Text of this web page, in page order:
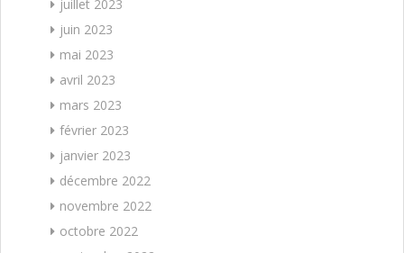
juillet 2023
juin 2023
mai 2023
avril 2023
mars 2023
février 2023
janvier 2023
décembre 2022
novembre 2022
octobre 2022